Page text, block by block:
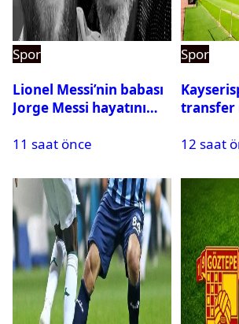
Spor
Lionel Messi’nin babası
Jorge Messi hayatını
11 saat önce
Spor
transfer
12 saat